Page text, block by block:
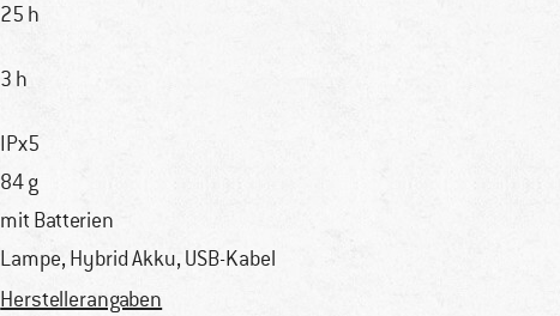
25 h
3 h
IPx5
84 g
mit Batterien
Lampe, Hybrid Akku, USB-Kabel
Herstellerangaben